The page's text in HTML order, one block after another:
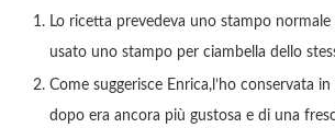
Lo ricetta prevedeva uno stampo
usato uno stampo per ciambella dello
Come suggerisce Enrica,l’ho conservata
dopo era ancora più gustosa e di una